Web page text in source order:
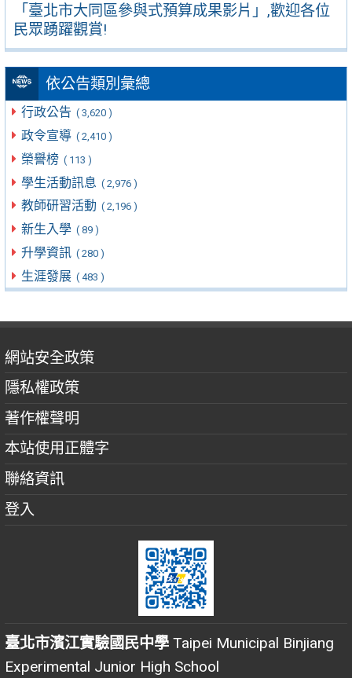
「臺北市大同區參與式預算成果影片」,歡迎各位
民眾踴躍觀賞!
依公告類別彙總
行政公告 ( 3,620 )
政令宣導 ( 2,410 )
榮譽榜 ( 113 )
學生活動訊息 ( 2,976 )
教師研習活動 ( 2,196 )
新生入學 ( 89 )
升學資訊 ( 280 )
生涯發展 ( 483 )
網站安全政策
隱私權政策
著作權聲明
本站使用正體字
聯絡資訊
登入
臺北市濱江實驗國民中學 Taipei Municipal Binjiang
Experimental Junior High School